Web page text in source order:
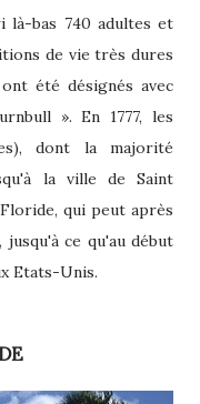
là-bas 740 adultes et
de vie très dures
été désignés avec
». En 1777, les
dont la majorité
la ville de Saint
qui peut après
ce qu'au début
Etats-Unis.